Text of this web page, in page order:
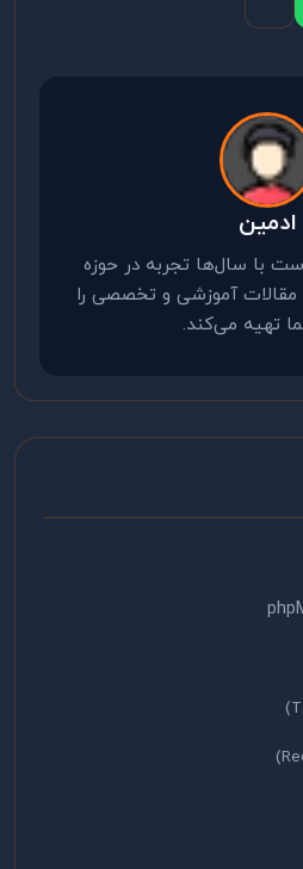
ادمین
با سال‌ها تجربه در حوزه
مقالات آموزشی و تخصصی را
تهیه می‌کند.